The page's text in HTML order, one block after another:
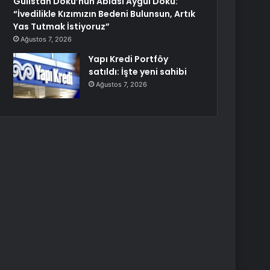
“İvedilikle Kızımızın Bedeni Bulunsun, Artık
Yas Tutmak İstiyoruz”
Ağustos 7, 2026
Yapı Kredi Portföy
satıldı: İşte yeni sahibi
Ağustos 7, 2026